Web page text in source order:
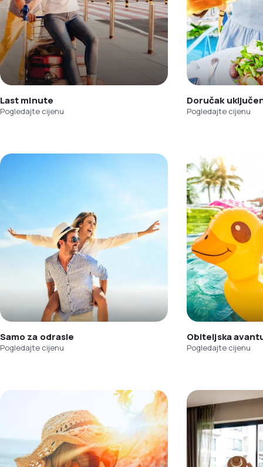
Last minute
Pogledajte cijenu
Doručak
Pogledajte cijenu
Samo za odrasle
Pogledajte cijenu
Obiteljska
Pogledajte cijenu